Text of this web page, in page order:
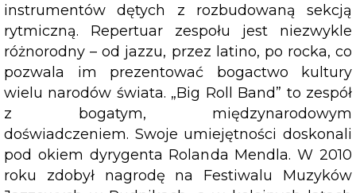
instrumentów dętych z rozbudowaną sekcją
rytmiczną. Repertuar zespołu jest niezwykle
różnorodny – od jazzu, przez latino, po rocka, co
pozwala im prezentować bogactwo kultury
wielu narodów świata. „Big Roll Band” to zespół
z bogatym, międzynarodowym
doświadczeniem. Swoje umiejętności doskonali
pod okiem dyrygenta Rolanda Mendla. W 2010
roku zdobył nagrodę na Festiwalu Muzyków